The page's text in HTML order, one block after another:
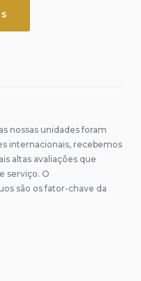
nossas unidades foram
internacionais, recebemos
altas avaliações que
serviço. O
são os fator-chave da